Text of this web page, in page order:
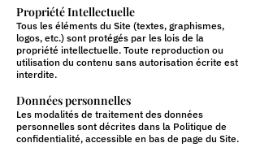
Propriété Intellectuelle
Tous les éléments du Site (textes, graphismes,
logos, etc.) sont protégés par les lois de la
propriété intellectuelle. Toute reproduction ou
utilisation du contenu sans autorisation écrite est
interdite.
Données personnelles
Les modalités de traitement des données
personnelles sont décrites dans la Politique de
confidentialité, accessible en bas de page du Site.